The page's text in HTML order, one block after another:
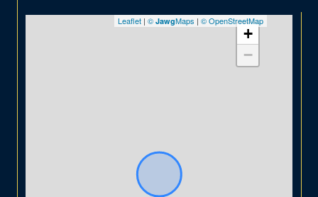
+
−
Leaflet | © JawgMaps | © OpenStreetMap